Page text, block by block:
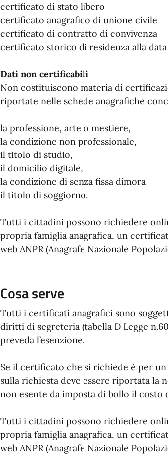
certificato di stato libero
certificato anagrafico di unione civile
certificato di contratto di convivenza
certificato storico di residenza alla
Dati non certificabili
Non costituiscono materia di
riportate nelle schede anagrafiche
la professione, arte o mestiere,
la condizione non professionale,
il titolo di studio,
il domicilio digitale,
la condizione di senza fissa dimora
il titolo di soggiorno.
Tutti i cittadini possono richiedere
propria famiglia anagrafica, un
web ANPR (Anagrafe Nazionale
Cosa serve
Tutti i certificati anagrafici sono
diritti di segreteria (tabella D Legge
preveda l’esenzione.
Se il certificato che si richiede è per un
sulla richiesta deve essere riportata la
non esente da imposta di bollo il costo
Tutti i cittadini possono richiedere
propria famiglia anagrafica, un
web ANPR (Anagrafe Nazionale